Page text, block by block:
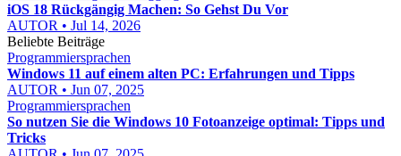
iOS 18 Rückgängig Machen: So Gehst Du Vor
AUTOR • Jul 14, 2026
Beliebte Beiträge
Programmiersprachen
Windows 11 auf einem alten PC: Erfahrungen und Tipps
AUTOR • Jun 07, 2025
Programmiersprachen
So nutzen Sie die Windows 10 Fotoanzeige optimal: Tipps und
Tricks